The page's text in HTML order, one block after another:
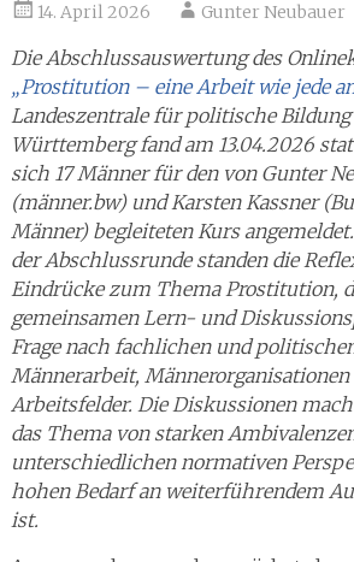
14. April 2026 Gunter Neubauer
Die Abschlussauswertung des
„Prostitution – eine Arbeit wie jede
Landeszentrale für politische Bildung
Württemberg fand am 13.04.2026
sich 17 Männer für den von Gunter
(männer.bw) und Karsten Kassner
Männer) begleiteten Kurs
der Abschlussrunde standen die
Eindrücke zum Thema Prostitution,
gemeinsamen Lern- und
Frage nach fachlichen und
Männerarbeit, Männerorganisationen
Arbeitsfelder. Die Diskussionen
das Thema von starken
unterschiedlichen normativen
hohen Bedarf an weiterführendem
ist.